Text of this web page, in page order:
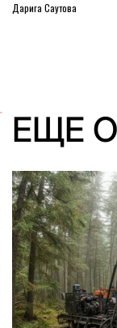
Дарига Саутова
ЕЩЕ